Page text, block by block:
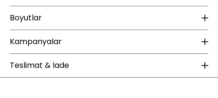
Yıkama Talimatı :
30 derecede yıkanması tavsiye edilir
Tamburlu kurutma yapılmamalıdır
Boyutlar
Yükseklik (mm) :
Kampanyalar
ÜCRETSİZ KARGO
Teslimat & İade